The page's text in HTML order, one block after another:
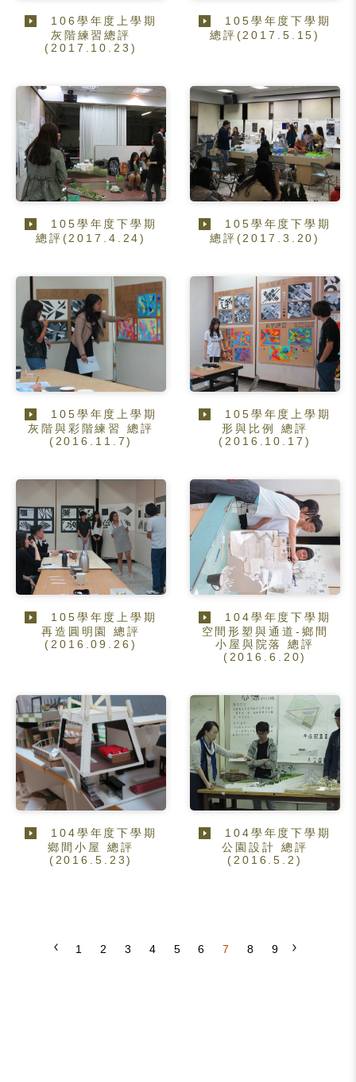
106學年度上學期
灰階練習總評
(2017.10.23)
105學年度下學期
總評(2017.5.15)
105學年度下學期
總評(2017.4.24)
105學年度下學期
總評(2017.3.20)
105學年度上學期
灰階與彩階練習 總評
(2016.11.7)
105學年度上學期
形與比例 總評
(2016.10.17)
105學年度上學期
再造圓明園 總評
(2016.09.26)
104學年度下學期
空間形塑與通道-鄉間
小屋與院落 總評
(2016.6.20)
104學年度下學期
鄉間小屋 總評
(2016.5.23)
104學年度下學期
公園設計 總評
(2016.5.2)
1 2 3 4 5 6 7 8 9